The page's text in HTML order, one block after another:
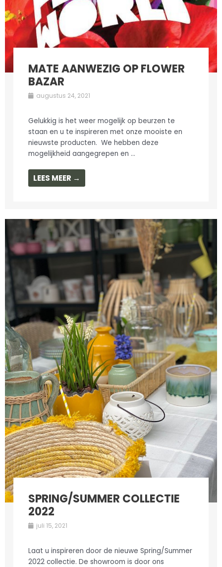
MATE AANWEZIG OP FLOWER
BAZAR
augustus 24, 2021
Gelukkig is het weer mogelijk op beurzen te
staan en u te inspireren met onze mooiste en
nieuwste producten. We hebben deze
mogelijkheid aangegrepen en ...
LEES MEER →
SPRING/SUMMER COLLECTIE
2022
juli 15, 2021
Laat u inspireren door de nieuwe Spring/Summer
2022 collectie. De showroom is door ons